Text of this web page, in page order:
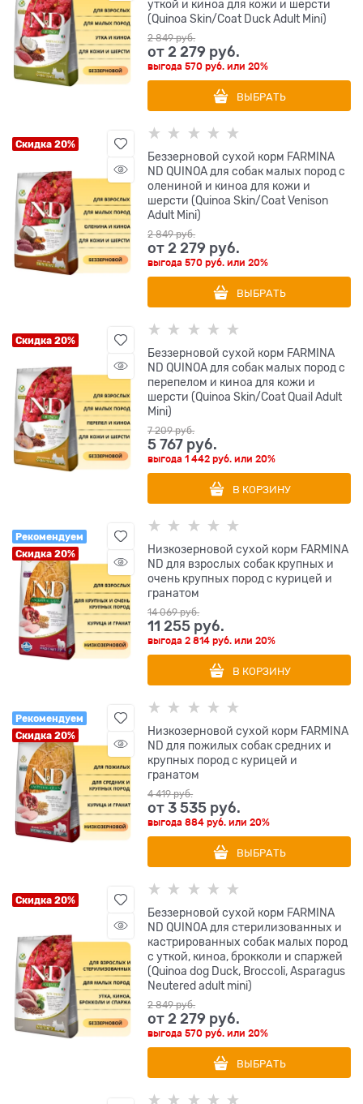
уткой и киноа для кожи и шерсти
(Quinoa Skin/Coat Duck Adult Mini)
2 849 руб.
от2 279 руб.
выгода570 руб. или20%
ВЫБРАТЬ
Скидка 20%
Беззерновой cухой корм FARMINA
ND QUINOA для собак малых пород с
олениной и киноа для кожи и
шерсти (Quinoa Skin/Coat Venison
Adult Mini)
2 849 руб.
от2 279 руб.
выгода570 руб. или20%
ВЫБРАТЬ
Скидка 20%
Беззерновой cухой корм FARMINA
ND QUINOA для собак малых пород с
перепелом и киноа для кожи и
шерсти (Quinoa Skin/Coat Quail Adult
Mini)
7 209 руб.
5 767 руб.
выгода1 442 руб. или20%
В КОРЗИНУ
Рекомендуем
Скидка 20%
Низкозерновой cухой корм FARMINA
ND для взрослых собак крупных и
очень крупных пород с курицей и
гранатом
14 069 руб.
11 255 руб.
выгода2 814 руб. или20%
В КОРЗИНУ
Рекомендуем
Скидка 20%
Низкозерновой cухой корм FARMINA
ND для пожилых собак средних и
крупных пород с курицей и
гранатом
4 419 руб.
от3 535 руб.
выгода884 руб. или20%
ВЫБРАТЬ
Скидка 20%
Беззерновой cухой корм FARMINA
ND QUINOA для стерилизованных и
кастрированных собак малых пород
с уткой, киноа, брокколи и спаржей
(Quinoa dog Duck, Broccoli, Asparagus
Neutered adult mini)
2 849 руб.
от2 279 руб.
выгода570 руб. или20%
ВЫБРАТЬ